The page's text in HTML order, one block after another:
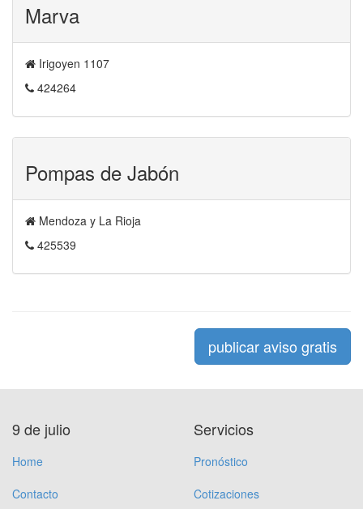
Marva
Irigoyen 1107
424264
Pompas de Jabón
Mendoza y La Rioja
425539
publicar aviso gratis
9 de julio
Home
Contacto
Servicios
Pronóstico
Cotizaciones